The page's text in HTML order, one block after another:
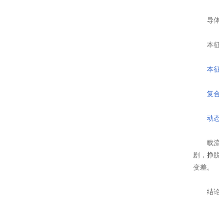
导体
本征
本
复
动
载流
剧，挣
变差。
结论